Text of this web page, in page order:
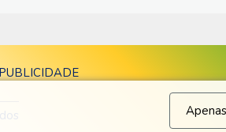
PUBLICIDADE